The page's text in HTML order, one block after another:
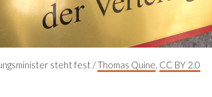
steht fest /Thomas Quine, CC BY 2.0